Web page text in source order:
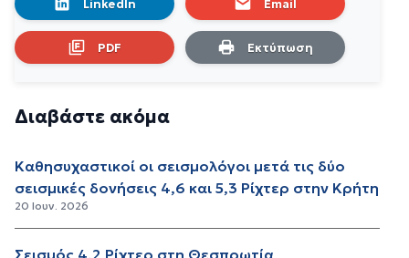
LinkedIn Email
PDF Εκτύπωση
Διαβάστε ακόμα
Καθησυχαστικοί οι σεισμολόγοι μετά τις δύο
σεισμικές δονήσεις 4,6 και 5,3 Ρίχτερ στην Κρήτη
20 Ιουν. 2026
Σεισμός 4,2 Ρίχτερ στη Θεσπρωτία